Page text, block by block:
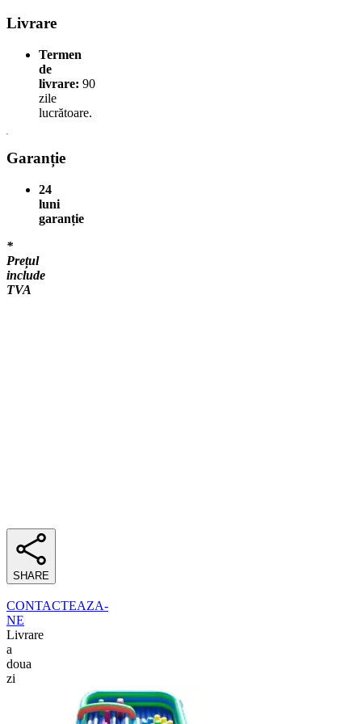
Livrare
Termen
de
livrare: 90
zile
lucrătoare.
Garanție
24
luni
garanție
*
Prețul
include
TVA
SHARE
CONTACTEAZA-
NE
Livrare
a
doua
zi